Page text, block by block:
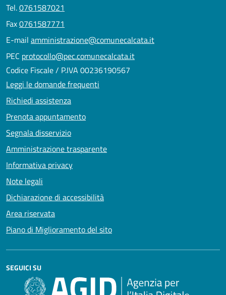
Tel.0761587021
Fax0761587771
E-mail amministrazione@comunecalcata.it
PEC protocollo@pec.comunecalcata.it
Codice Fiscale / P.IVA 00236190567
Leggi le domande frequenti
Richiedi assistenza
Prenota appuntamento
Segnala disservizio
Amministrazione trasparente
Informativa privacy
Note legali
Dichiarazione di accessibilità
Area riservata
Piano di Miglioramento del sito
SEGUICI SU